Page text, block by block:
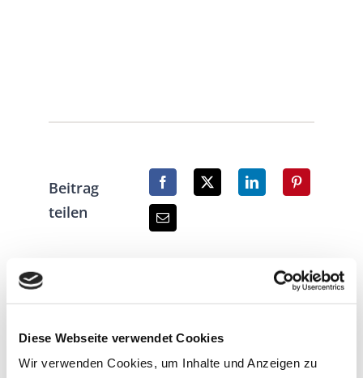
Diese Webseite verwendet Cookies
Wir verwenden Cookies, um Inhalte und Anzeigen zu
Beitrag
teilen